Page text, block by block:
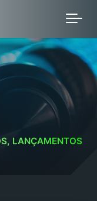
LANÇAMENTOS